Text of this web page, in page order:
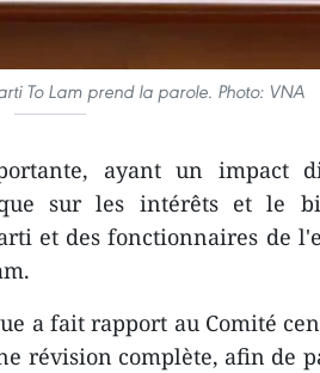
To Lam prend la parole. Photo: VNA
ayant un impact
sur les intérêts et le
et des fonctionnaires de
a fait rapport au Comité
révision complète, afin de